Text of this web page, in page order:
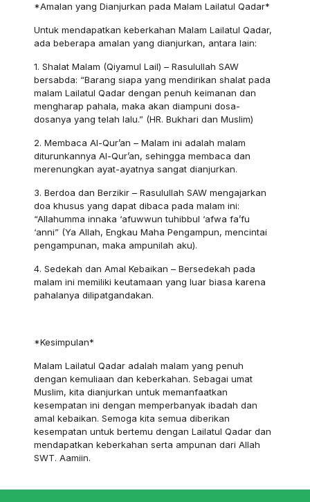
*Amalan yang Dianjurkan pada Malam Lailatul Qadar*
Untuk mendapatkan keberkahan Malam Lailatul Qadar,
ada beberapa amalan yang dianjurkan, antara lain:
1. Shalat Malam (Qiyamul Lail) – Rasulullah SAW
bersabda: “Barang siapa yang mendirikan shalat pada
malam Lailatul Qadar dengan penuh keimanan dan
mengharap pahala, maka akan diampuni dosa-
dosanya yang telah lalu.” (HR. Bukhari dan Muslim)
2. Membaca Al-Qur’an – Malam ini adalah malam
diturunkannya Al-Qur’an, sehingga membaca dan
merenungkan ayat-ayatnya sangat dianjurkan.
3. Berdoa dan Berzikir – Rasulullah SAW mengajarkan
doa khusus yang dapat dibaca pada malam ini:
“Allahumma innaka ‘afuwwun tuhibbul ‘afwa fa’fu
‘anni” (Ya Allah, Engkau Maha Pengampun, mencintai
pengampunan, maka ampunilah aku).
4. Sedekah dan Amal Kebaikan – Bersedekah pada
malam ini memiliki keutamaan yang luar biasa karena
pahalanya dilipatgandakan.
*Kesimpulan*
Malam Lailatul Qadar adalah malam yang penuh
dengan kemuliaan dan keberkahan. Sebagai umat
Muslim, kita dianjurkan untuk memanfaatkan
kesempatan ini dengan memperbanyak ibadah dan
amal kebaikan. Semoga kita semua diberikan
kesempatan untuk bertemu dengan Lailatul Qadar dan
mendapatkan keberkahan serta ampunan dari Allah
SWT. Aamiin.